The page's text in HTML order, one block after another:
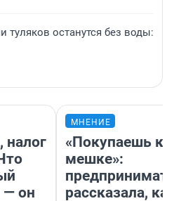
туляков останутся без воды:
налог
— он
МНЕНИЕ
«Покупаешь
мешке»:
рассказала,